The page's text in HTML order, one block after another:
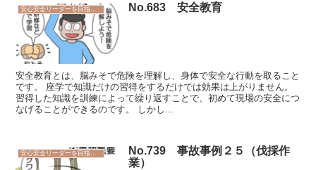
安心安全リーダーを目指そう No.683 安全教育
安全教育とは、脳みそで危険を理解し、身体で安全な行動を取ること
です。 座学で知識だけの習得をするだけでは効果は上がりません。
習得した知識を訓練によって繰り返すことで、初めて現場の安全につ
なげることができるのです。 しかし...
安心安全リーダーを目指そう
No.739 事故事例２５（伐採作
業）